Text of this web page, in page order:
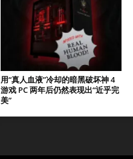
用“真人血液”冷却的暗黑破坏神 4
游戏 PC 两年后仍然表现出“近乎完
美”